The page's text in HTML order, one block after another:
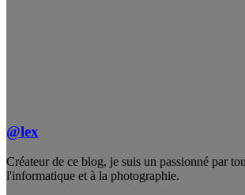
@lex
Créateur de ce blog, je suis un passionné par
l'informatique et à la photographie.